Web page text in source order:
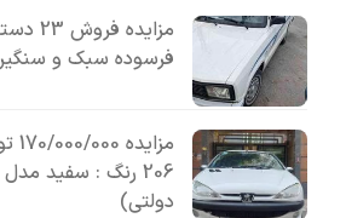
فرسوده سبک و
دولتی)